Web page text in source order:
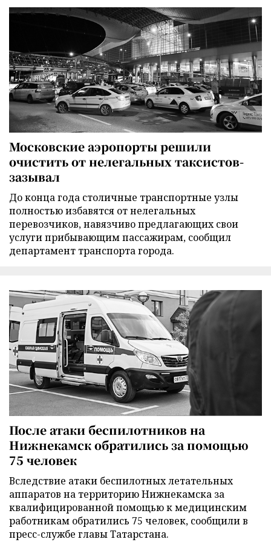
Московские аэропорты решили
очистить от нелегальных таксистов-
зазывал
До конца года столичные транспортные узлы
полностью избавятся от нелегальных
перевозчиков, навязчиво предлагающих свои
услуги прибывающим пассажирам, сообщил
департамент транспорта города.
После атаки беспилотников на
Нижнекамск обратились за помощью
75 человек
Вследствие атаки беспилотных летательных
аппаратов на территорию Нижнекамска за
квалифицированной помощью к медицинским
работникам обратились 75 человек, сообщили в
пресс-службе главы Татарстана.